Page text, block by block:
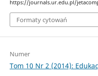
https://journals.ur.edu.pl/
Formaty cytowań
Numer
Tom 10 Nr 2 (2014):